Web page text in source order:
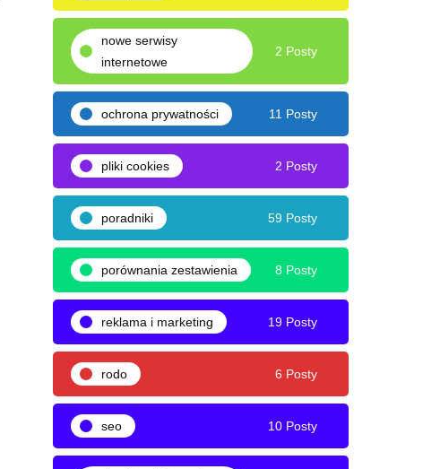
nowe serwisy
internetowe
2 Posty
ochrona prywatności 11 Posty
pliki cookies 2 Posty
poradniki 59 Posty
porównania zestawienia 8 Posty
reklama i marketing 19 Posty
rodo 6 Posty
seo 10 Posty